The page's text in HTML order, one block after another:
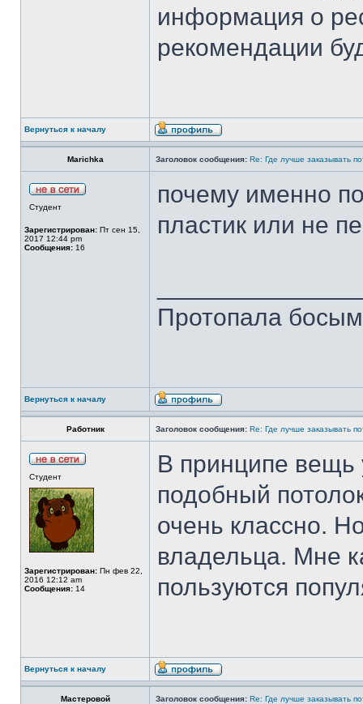
информация о
рекомендации
Вернуться к началу
Marichka Заголовок сообщения: Re: Где лучше заказывать
Студент
Зарегистрирован: Пт сен 15,
2017 12:44 pm
Сообщения: 16
почему именно
пластик или не
Протопала
Вернуться к началу
Работник Заголовок сообщения: Re: Где лучше заказывать
Студент
Зарегистрирован: Пн фев 22,
2016 12:12 am
Сообщения: 14
В принципе вещь
подобный
очень классно.
владельца. Мне
пользуются
Вернуться к началу
Мастеровой Заголовок сообщения: Re: Где лучше заказывать